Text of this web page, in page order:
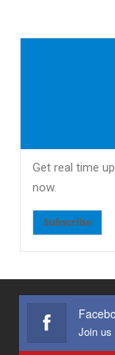
Get real time
now.
Subscribe